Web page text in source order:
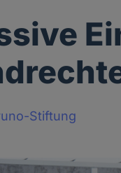
Stiftung